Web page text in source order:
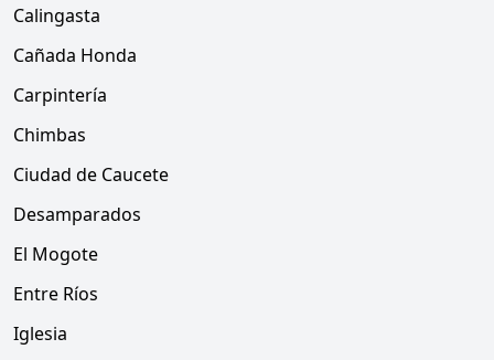
Calingasta
Cañada Honda
Carpintería
Chimbas
Ciudad de Caucete
Desamparados
El Mogote
Entre Ríos
Iglesia